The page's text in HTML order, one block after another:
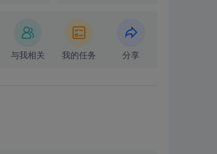
与我相关 我的任务 分享